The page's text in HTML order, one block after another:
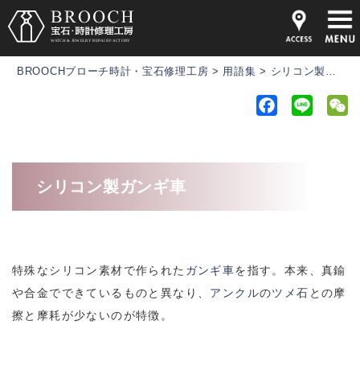
BROOCHブローチ時計・宝石修理工房 > 用語集 > シリコン製ガンギ車
シリコン製ガンギ車
特殊なシリコン素材で作られた ガンギ車を指す。本来、真鍮
や合金でできているものと異なり、 アンクルのツメ石 との摩
擦と摩耗が少ないのが特徴。